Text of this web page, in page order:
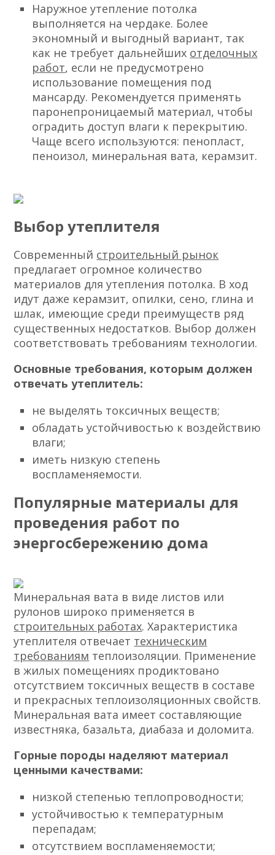
Наружное утепление потолка
выполняется на чердаке. Более
экономный и выгодный вариант, так
как не требует дальнейших отделочных
работ, если не предусмотрено
использование помещения под
мансарду. Рекомендуется применять
паронепроницаемый материал, чтобы
оградить доступ влаги к перекрытию.
Чаще всего используются: пенопласт,
пеноизол, минеральная вата, керамзит.
Выбор утеплителя
Современный строительный рынок
предлагает огромное количество
материалов для утепления потолка. В ход
идут даже керамзит, опилки, сено, глина и
шлак, имеющие среди преимуществ ряд
существенных недостатков. Выбор должен
соответствовать требованиям технологии.
Основные требования, которым должен
отвечать утеплитель:
не выделять токсичных веществ;
обладать устойчивостью к воздействию
влаги;
иметь низкую степень
воспламеняемости.
Популярные материалы для
проведения работ по
энергосбережению дома
Минеральная вата в виде листов или
рулонов широко применяется в
строительных работах. Характеристика
утеплителя отвечает техническим
требованиям теплоизоляции. Применение
в жилых помещениях продиктовано
отсутствием токсичных веществ в составе
и прекрасных теплоизоляционных свойств.
Минеральная вата имеет составляющие
известняка, базальта, диабаза и доломита.
Горные породы наделяют материал
ценными качествами:
низкой степенью теплопроводности;
устойчивостью к температурным
перепадам;
отсутствием воспламеняемости;